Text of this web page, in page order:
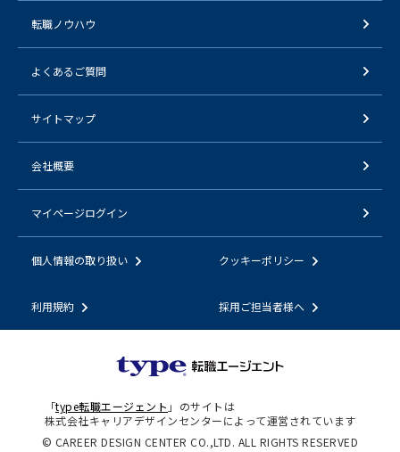
転職ノウハウ
よくあるご質問
サイトマップ
会社概要
マイページログイン
個人情報の取り扱い クッキーポリシー
利用規約 採用ご担当者様へ
「type転職エージェント 」のサイトは
株式会社キャリアデザインセンターによって運営されています
© CAREER DESIGN CENTER CO.,LTD. ALL RIGHTS RESERVED